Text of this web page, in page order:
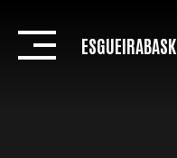
content